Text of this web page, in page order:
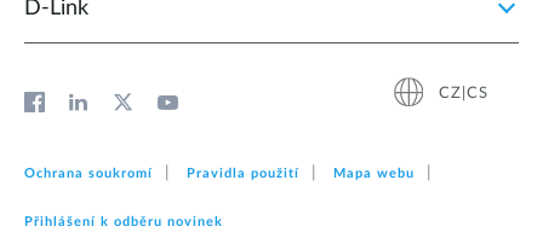
D‑Link
CZ|CS
Ochrana soukromí Pravidla použití Mapa webu
Přihlášení k odběru novinek